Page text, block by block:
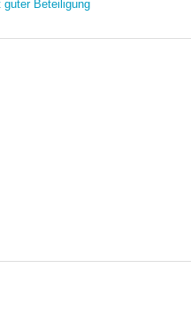
guter Beteiligung